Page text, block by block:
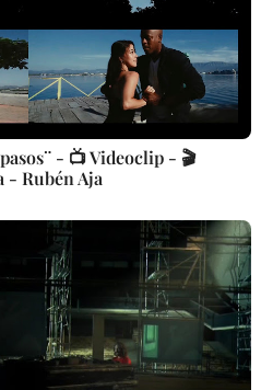
- 📺 Videoclip - 🎬
- Rubén Aja